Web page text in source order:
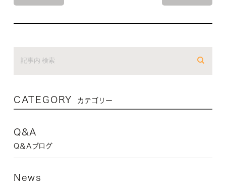
CATEGORY カテゴリー
Q&A
Q＆Aブログ
News